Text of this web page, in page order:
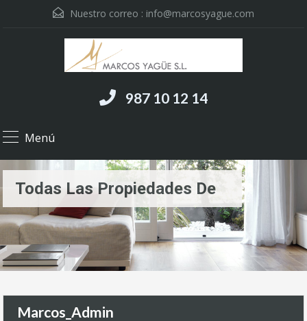
Nuestro correo : info@marcosyague.com
987 10 12 14
Menú
Todas Las Propiedades De
Marcos_Admin